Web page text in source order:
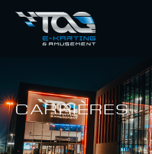
CARRIÈRES